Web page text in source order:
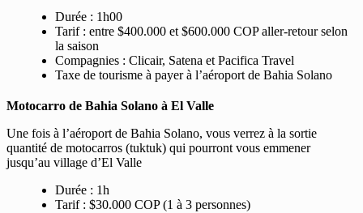
Durée : 1h00
Tarif : entre $400.000 et $600.000 COP aller-retour selon
la saison
Compagnies : Clicair, Satena et Pacifica Travel
Taxe de tourisme à payer à l’aéroport de Bahia Solano
Motocarro de Bahia Solano à El Valle
Une fois à l’aéroport de Bahia Solano, vous verrez à la sortie
quantité de motocarros (tuktuk) qui pourront vous emmener
jusqu’au village d’El Valle
Durée : 1h
Tarif : $30.000 COP (1 à 3 personnes)